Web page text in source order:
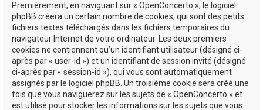
Premièrement, en naviguant sur « OpenConcerto », le logiciel
phpBB créera un certain nombre de cookies, qui sont des petits
fichiers textes téléchargés dans les fichiers temporaires du
navigateur Internet de votre ordinateur. Les deux premiers
cookies ne contiennent qu’un identifiant utilisateur (désigné ci-
après par « user-id ») et un identifiant de session invité (désigné
ci-après par « session-id »), qui vous sont automatiquement
assignés par le logiciel phpBB. Un troisième cookie sera créé une
fois que vous naviguerez sur les sujets de « OpenConcerto » et
est utilisé pour stocker les informations sur les sujets que vous